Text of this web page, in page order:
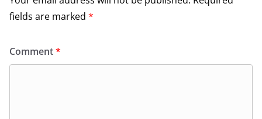
fields are marked *
Comment*